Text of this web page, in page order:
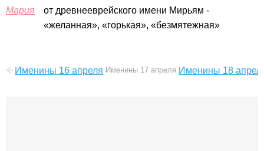
Мария
от древнееврейского имени Мирьям -
«желанная», «горькая», «безмятежная»
Именины 16 апреля Именины 17 апреля Именины 18